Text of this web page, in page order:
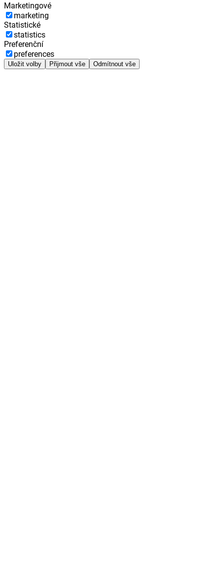
Marketingové
marketing
Statistické
statistics
Preferenční
preferences
Uložit volby Přijmout vše Odmítnout vše